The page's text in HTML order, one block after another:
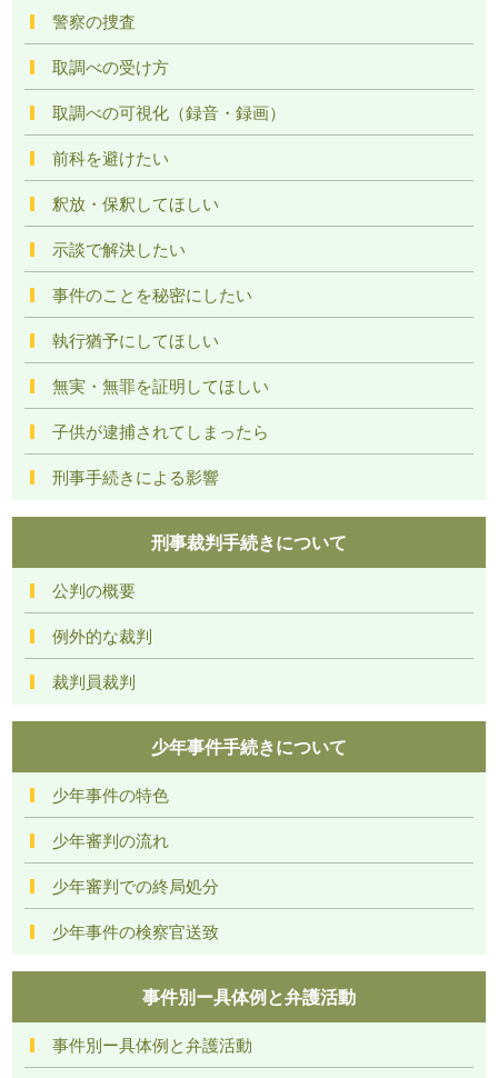
警察の捜査
取調べの受け方
取調べの可視化（録音・録画）
前科を避けたい
釈放・保釈してほしい
示談で解決したい
事件のことを秘密にしたい
執行猶予にしてほしい
無実・無罪を証明してほしい
子供が逮捕されてしまったら
刑事手続きによる影響
刑事裁判手続きについて
公判の概要
例外的な裁判
裁判員裁判
少年事件手続きについて
少年事件の特色
少年審判の流れ
少年審判での終局処分
少年事件の検察官送致
事件別ー具体例と弁護活動
事件別ー具体例と弁護活動